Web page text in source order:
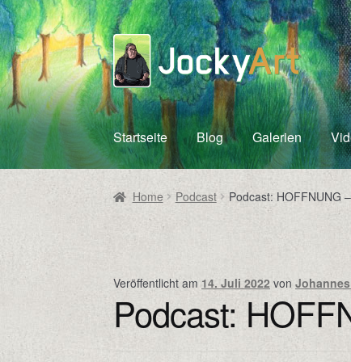
Zur
Navigation
springen
Zum
Inhalt
springen
Startseite Blog Galerien
Home Podcast Podcast: HOFFNUNG
Veröffentlicht am 14. Juli 2022 von
Podcast: